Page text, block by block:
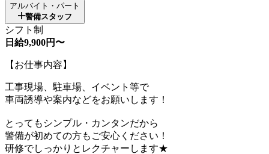
アルバイト・パート
警備スタッフ
シフト制
日給9,900円〜
【お仕事内容】
工事現場、駐車場、イベント等で
車両誘導や案内などをお願いします！
とってもシンプル・カンタンだから
警備が初めての方もご安心ください！
研修でしっかりとレクチャーします★